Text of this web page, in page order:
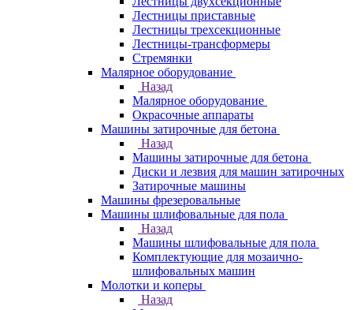
Лестницы приставные
Лестницы трехсекционные
Лестницы-трансформеры
Стремянки
Малярное оборудование
Назад
Малярное оборудование
Окрасочные аппараты
Машины затирочные для бетона
Назад
Машины затирочные для бетона
Диски и лезвия для машин затирочных
Затирочные машины
Машины фрезеровальные
Машины шлифовальные для пола
Назад
Машины шлифовальные для пола
Комплектующие для мозаично-
шлифовальных машин
Молотки и коперы
Назад